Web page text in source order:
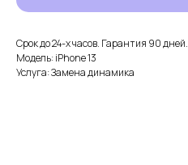
Срок до 24-х часов. Гарантия 90 дней.
Модель: iPhone 13
Услуга: Замена динамика